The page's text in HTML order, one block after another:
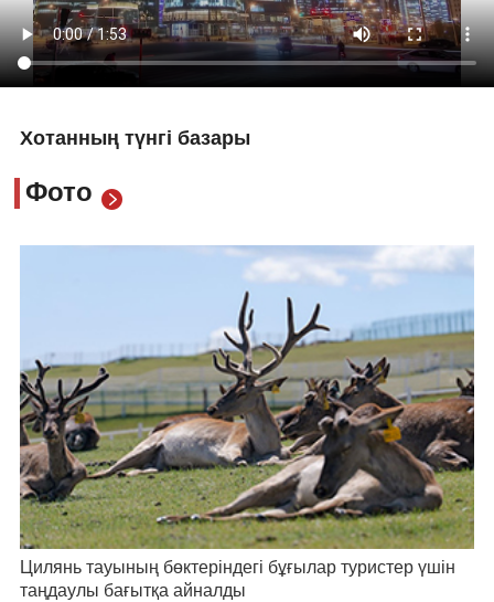
Хотанның түнгі базары
Фото
Цилянь тауының бөктеріндегі бұғылар туристер үшін
таңдаулы бағытқа айналды